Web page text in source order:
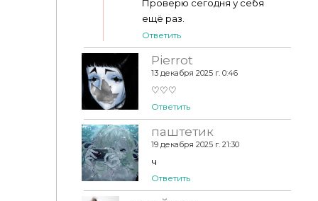
Проверю сегодня у себя
ещё раз.
Ответить
Pierrot
13 декабря 2025 г. 0:46
♡♡♡
Ответить
паштетик
19 декабря 2025 г. 21:30
ч
Ответить